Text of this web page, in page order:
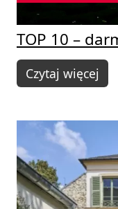
TOP 10 –
Czytaj więcej